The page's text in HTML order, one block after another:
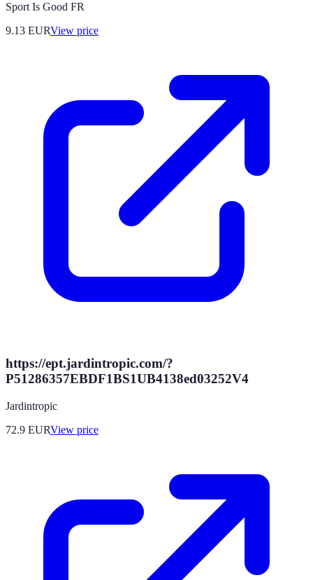
Sport Is Good FR
9.13 EURView price
https://ept.jardintropic.com/?
P51286357EBDF1BS1UB4138ed03252V4
Jardintropic
72.9 EURView price